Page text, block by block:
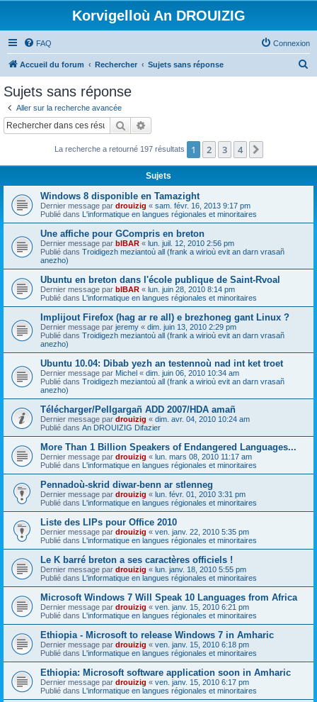
Korvigelloù An DROUIZIG
FAQ Connexion
Accueil du forum Rechercher Sujets sans réponse
c
Sujets sans réponse
Aller sur la recherche avancée
Rechercher
La recherche a retourné 197 résultats 1 2 3 4
Sujets
Windows 8 disponible en Tamazight
Dernier message par drouizig « sam. févr. 16, 2013 9:17 pm
Publié dans L'informatique en langues régionales et minoritaires
Une affiche pour GCompris en breton
Dernier message par bIBAR « lun. juil. 12, 2010 2:56 pm
Publié dans Troidigezh meziantoù all (frank a wirioù evit an darn vrasañ
anezho)
Ubuntu en breton dans l'école publique de Saint-Rvoal
Dernier message par bIBAR « lun. juin 28, 2010 8:14 pm
Publié dans L'informatique en langues régionales et minoritaires
Implijout Firefox (hag ar re all) e brezhoneg gant Linux ?
Dernier message par jeremy « dim. juin 13, 2010 2:29 pm
Publié dans Troidigezh meziantoù all (frank a wirioù evit an darn vrasañ
anezho)
Ubuntu 10.04: Dibab yezh an testennoù nad int ket troet
Dernier message par Michel « dim. juin 06, 2010 10:34 am
Publié dans Troidigezh meziantoù all (frank a wirioù evit an darn vrasañ
anezho)
Télécharger/Pellgargañ ADD 2007/HDA amañ
Dernier message par drouizig « dim. avr. 04, 2010 10:24 am
Publié dans An DROUIZIG Difazier
More Than 1 Billion Speakers of Endangered Languages...
Dernier message par drouizig « lun. mars 08, 2010 11:17 am
Publié dans L'informatique en langues régionales et minoritaires
Pennadoù-skrid diwar-benn ar stlenneg
Dernier message par drouizig « lun. févr. 01, 2010 3:31 pm
Publié dans L'informatique en langues régionales et minoritaires
Liste des LIPs pour Office 2010
Dernier message par drouizig « ven. janv. 22, 2010 5:35 pm
Publié dans L'informatique en langues régionales et minoritaires
Le K barré breton a ses caractères officiels !
Dernier message par drouizig « lun. janv. 18, 2010 5:55 pm
Publié dans L'informatique en langues régionales et minoritaires
Microsoft Windows 7 Will Speak 10 Languages from Africa
Dernier message par drouizig « ven. janv. 15, 2010 6:21 pm
Publié dans L'informatique en langues régionales et minoritaires
Ethiopia - Microsoft to release Windows 7 in Amharic
Dernier message par drouizig « ven. janv. 15, 2010 6:18 pm
Publié dans L'informatique en langues régionales et minoritaires
Ethiopia: Microsoft software application soon in Amharic
Dernier message par drouizig « ven. janv. 15, 2010 6:17 pm
Publié dans L'informatique en langues régionales et minoritaires